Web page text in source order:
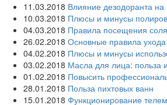
11.03.2018 Влияние дезодоранта
10.03.2018 Плюсы и минусы
04.03.2018 Правила посещения
26.02.2018 Основные правила ухода
04.02.2018 Плюсы и минусы
03.02.2018 Масла для лица: польза
01.02.2018 Повысить
28.01.2018 Польза пихтовых ванн
15.01.2018 Функционирование